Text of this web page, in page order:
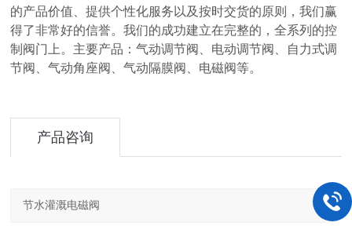
的产品价值、提供个性化服务以及按时交货的原则，我们赢
得了非常好的信誉。我们的成功建立在完整的，全系列的控
制阀门上。主要产品：气动调节阀、电动调节阀、自力式调
节阀、气动角座阀、气动隔膜阀、电磁阀等。
产品咨询